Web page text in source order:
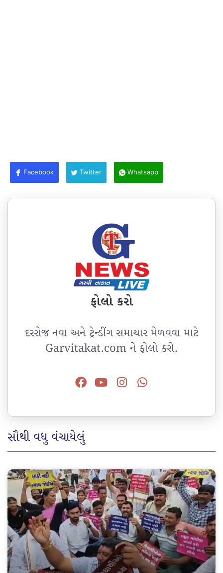
Facebook Twitter Whatsapp
ફોલો કરો
દરરોજ નવા અને ટ્રેન્ડીંગ સમાચાર મેળવવા માટે
Garvitakat.com ને ફોલો કરો.
સૌથી વધુ વંચાયેલું